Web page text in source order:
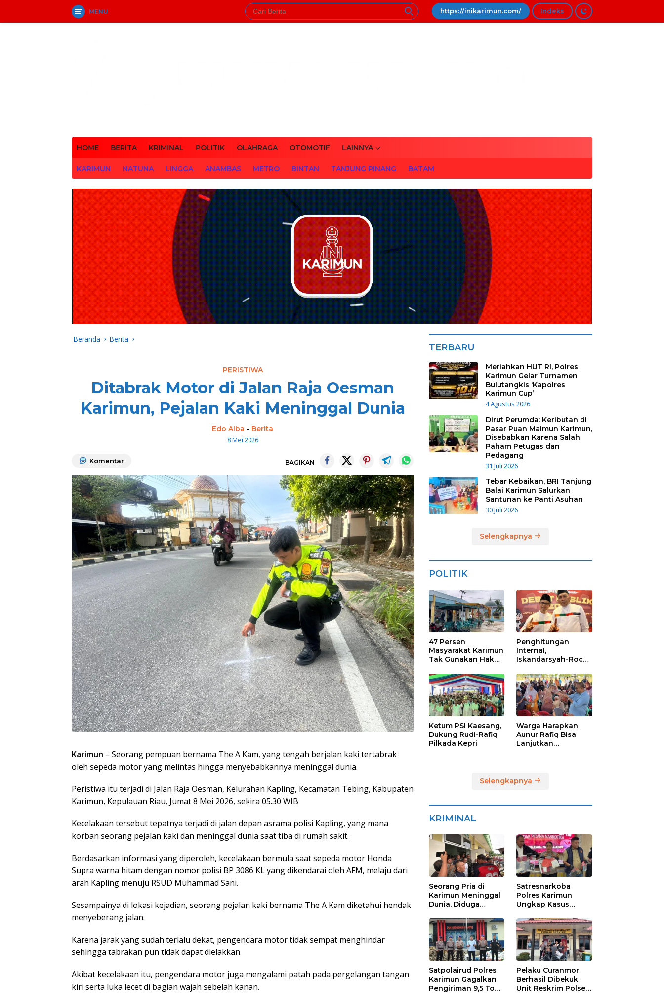
MENU https://inikarimun.com/ Indeks
HOME BERITA KRIMINAL POLITIK OLAHRAGA OTOMOTIF LAINNYA
KARIMUN NATUNA LINGGA ANAMBAS METRO BINTAN TANJUNG PINANG BATAM
Beranda Berita
PERISTIWA
Ditabrak Motor di Jalan Raja Oesman
Karimun, Pejalan Kaki Meninggal Dunia
Edo Alba - Berita
8 Mei 2026
Komentar BAGIKAN
Karimun – Seorang pempuan bernama The A Kam, yang tengah berjalan kaki tertabrak
oleh sepeda motor yang melintas hingga menyebabkannya meninggal dunia.
Peristiwa itu terjadi di Jalan Raja Oesman, Kelurahan Kapling, Kecamatan Tebing, Kabupaten
Karimun, Kepulauan Riau, Jumat 8 Mei 2026, sekira 05.30 WIB
Kecelakaan tersebut tepatnya terjadi di jalan depan asrama polisi Kapling, yang mana
korban seorang pejalan kaki dan meninggal dunia saat tiba di rumah sakit.
Berdasarkan informasi yang diperoleh, kecelakaan bermula saat sepeda motor Honda
Supra warna hitam dengan nomor polisi BP 3086 KL yang dikendarai oleh AFM, melaju dari
arah Kapling menuju RSUD Muhammad Sani.
Sesampainya di lokasi kejadian, seorang pejalan kaki bernama The A Kam diketahui hendak
menyeberang jalan.
Karena jarak yang sudah terlalu dekat, pengendara motor tidak sempat menghindar
sehingga tabrakan pun tidak dapat dielakkan.
Akibat kecelakaan itu, pengendara motor juga mengalami patah pada pergelangan tangan
kiri serta luka lecet di bagian wajah sebelah kanan.
TERBARU
Meriahkan HUT RI, Polres
Karimun Gelar Turnamen
Bulutangkis ‘Kapolres
Karimun Cup’
4 Agustus 2026
Dirut Perumda: Keributan di
Pasar Puan Maimun Karimun,
Disebabkan Karena Salah
Paham Petugas dan
Pedagang
31 Juli 2026
Tebar Kebaikan, BRI Tanjung
Balai Karimun Salurkan
Santunan ke Panti Asuhan
30 Juli 2026
Selengkapnya
POLITIK
47 Persen
Masyarakat Karimun
Tak Gunakan Hak
Penghitungan
Internal,
Iskandarsyah-Rocky
Terbanyak di
Pilkada Karimun
Ketum PSI Kaesang,
Dukung Rudi-Rafiq
Pilkada Kepri
Warga Harapkan
Aunur Rafiq Bisa
Lanjutkan
Pelabuhan Roro
Selengkapnya
KRIMINAL
Seorang Pria di
Karimun Meninggal
Dunia, Diduga
Subden POM di THM
Satresnarkoba
Polres Karimun
Ungkap Kasus
Tersangka Masuk
Lewat Pelabuhan
Internasional
Satpolairud Polres
Karimun Gagalkan
Pengiriman 9,5 Ton
Pelaku Curanmor
Berhasil Dibekuk
Unit Reskrim Polsek